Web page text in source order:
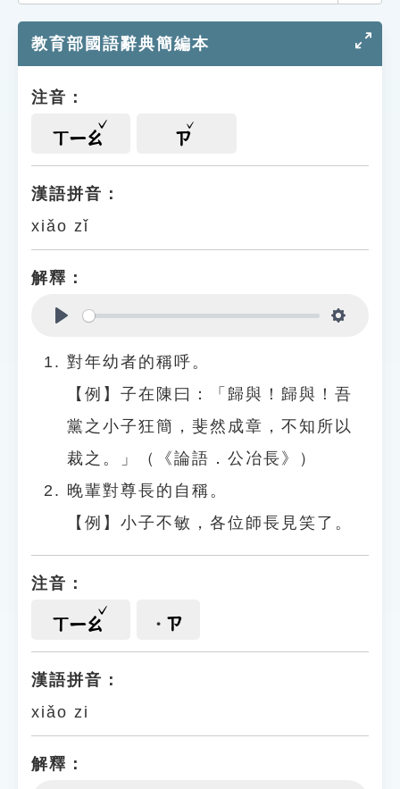
單字索引
遊戲專區
貓頭鷹博士
教育部國語辭典簡編本
注音：
ㄒㄧㄠ ㄗ
漢語拼音：
xiǎo zǐ
解釋：
對年幼者的稱呼。
【例】子在陳曰：「歸與！歸與！吾
黨之小子狂簡，斐然成章，不知所以
裁之。」（《論語．公冶長》）
晚輩對尊長的自稱。
【例】小子不敏，各位師長見笑了。
注音：
ㄒㄧㄠ ㄗ
漢語拼音：
xiǎo zi
解釋：